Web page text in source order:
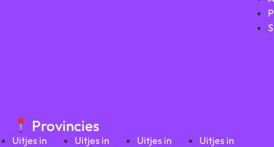
Provincies
Uitjes in
Uitjes in
Uitjes in
Uitjes in